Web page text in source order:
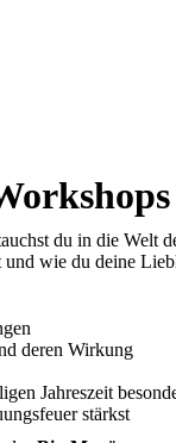
du in die Welt
wie du deine
deren Wirkung
Jahreszeit
stärkst